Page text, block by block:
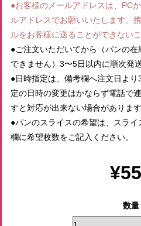
●お客様のメールアドレスは、PC
ルアドレスでお願いいたします。
ルをお客様に送ることができない
●ご注文いただいてから（パンの
できません）3〜5日以内に順次発
●日時指定は、備考欄へ注文日よ
定の日時の変更はかならず電話で
すと対応が出来ない場合があります
●パンのスライスの希望は、スラ
欄に希望枚数をご記入ください。
数量